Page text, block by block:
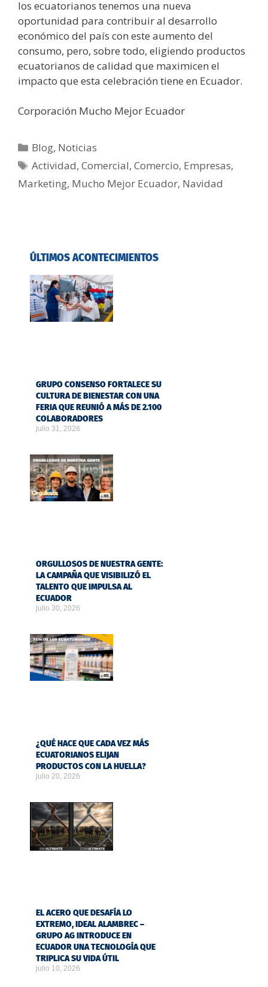
los ecuatorianos tenemos una nueva
oportunidad para contribuir al desarrollo
económico del país con este aumento del
consumo, pero, sobre todo, eligiendo productos
ecuatorianos de calidad que maximicen el
impacto que esta celebración tiene en Ecuador.
Corporación Mucho Mejor Ecuador
Blog, Noticias
Actividad,Comercial,Comercio, Empresas,
Marketing, Mucho Mejor Ecuador, Navidad
ÚLTIMOS ACONTECIMIENTOS
GRUPO CONSENSO FORTALECE SU
CULTURA DE BIENESTAR CON UNA
FERIA QUE REUNIÓ A MÁS DE 2.100
COLABORADORES
julio 31, 2026
ORGULLOSOS DE NUESTRA GENTE:
LA CAMPAÑA QUE VISIBILIZÓ EL
TALENTO QUE IMPULSA AL
ECUADOR
julio 30, 2026
¿QUÉ HACE QUE CADA VEZ MÁS
ECUATORIANOS ELIJAN
PRODUCTOS CON LA HUELLA?
julio 20, 2026
EL ACERO QUE DESAFÍA LO
EXTREMO, IDEAL ALAMBREC –
GRUPO AG INTRODUCE EN
ECUADOR UNA TECNOLOGÍA QUE
TRIPLICA SU VIDA ÚTIL
julio 10, 2026